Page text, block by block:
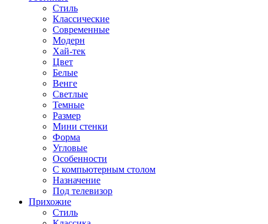
Стиль
Классические
Современные
Модерн
Хай-тек
Цвет
Белые
Венге
Светлые
Темные
Размер
Мини стенки
Форма
Угловые
Особенности
С компьютерным столом
Назначение
Под телевизор
Прихожие
Стиль